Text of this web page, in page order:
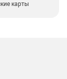
карты